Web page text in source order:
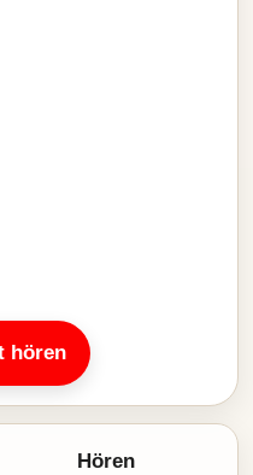
hören
Hören